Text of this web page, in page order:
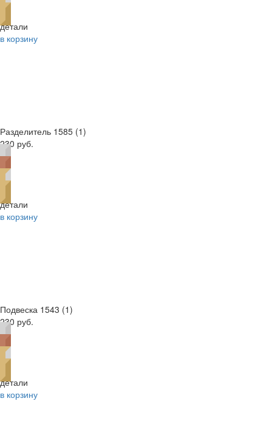
детали
в корзину
Разделитель 1585 (1)
230 руб.
детали
в корзину
Подвеска 1543 (1)
230 руб.
детали
в корзину